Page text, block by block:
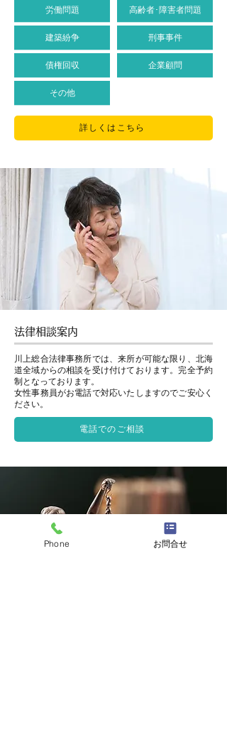
労働問題
建築紛争
債権回収
その他
高齢者･障害者問題
刑事事件
企業顧問
詳しくはこちら
法律相談案内
川上総合法律事務所では、来所が可能な限り、北海
道全域からの相談を受け付けております。完全予約
制となっております。
女性事務員がお電話で対応いたしますのでご安心く
ださい。
電話でのご相談
Phone お問合せ